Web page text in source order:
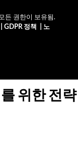
든 권한이 보유됨.
GDPR 정책
노
위한 전략